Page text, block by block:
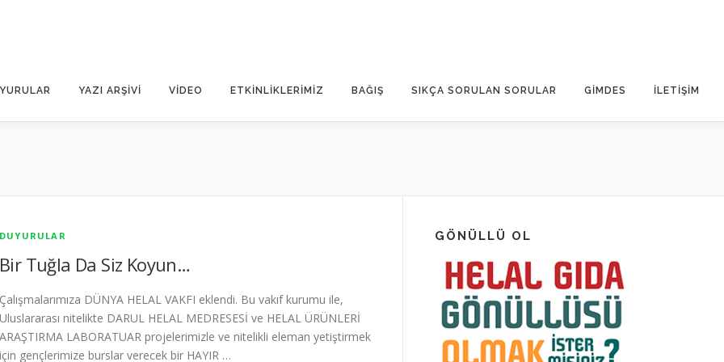
YAZI ARŞIVI VIDEO ETKINLIKLERIMIZ BAĞIŞ SIKÇA SORULAN SORULAR GİMDES İLETIŞIM
DUYURULAR
Bir Tuğla Da Siz Koyun…
Çalışmalarımıza DÜNYA HELAL VAKFI eklendi. Bu vakıf kurumu ile,
Uluslararası nitelikte DARUL HELAL MEDRESESİ ve HELAL ÜRÜNLERİ
ARAŞTIRMA LABORATUAR projelerimizle ve nitelikli eleman yetiştirmek
için gençlerimize burslar verecek bir HAYIR …
GÖNÜLLÜ OL